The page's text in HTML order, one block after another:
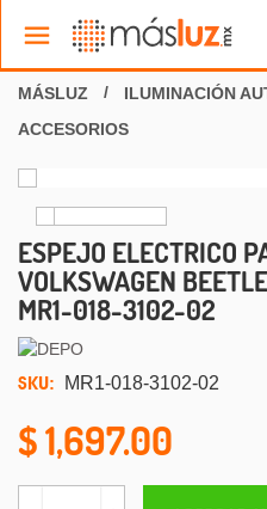
ILUMINACIÓN
ACCESORIOS
ESPEJO ELECTRICO
VOLKSWAGEN
MR1-018-3102-02
SKU: MR1-018-3102-02
1,697.00